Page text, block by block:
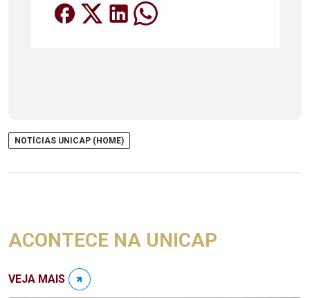
NOTÍCIAS UNICAP (HOME)
ACONTECE NA UNICAP
VEJA MAIS